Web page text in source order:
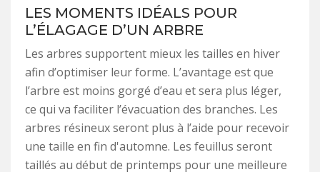
LES MOMENTS IDÉALS POUR
L’ÉLAGAGE D’UN ARBRE
Les arbres supportent mieux les tailles en hiver
afin d’optimiser leur forme. L’avantage est que
l’arbre est moins gorgé d’eau et sera plus léger,
ce qui va faciliter l’évacuation des branches. Les
arbres résineux seront plus à l’aide pour recevoir
une taille en fin d'automne. Les feuillus seront
taillés au début de printemps pour une meilleure